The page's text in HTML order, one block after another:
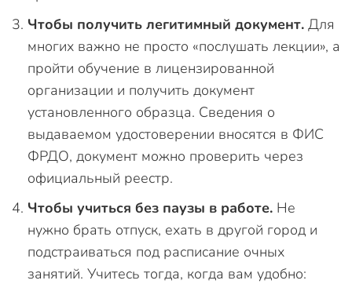
Чтобы получить легитимный документ. Для
многих важно не просто «послушать лекции», а
пройти обучение в лицензированной
организации и получить документ
установленного образца. Сведения о
выдаваемом удостоверении вносятся в ФИС
ФРДО, документ можно проверить через
официальный реестр.
Чтобы учиться без паузы в работе. Не
нужно брать отпуск, ехать в другой город и
подстраиваться под расписание очных
занятий. Учитесь тогда, когда вам удобно: